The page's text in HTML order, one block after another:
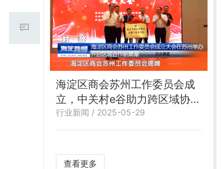
海淀区商会苏州工作委员会成
立，中关村e谷助力跨区域协同
创新
行业新闻 / 2025-05-29
查看更多